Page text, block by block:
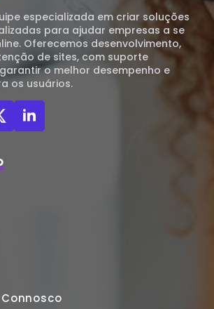
especializada em criar soluções
para ajudar empresas a se
Oferecemos desenvolvimento,
de sites, com suporte
o melhor desempenho e
os usuários.